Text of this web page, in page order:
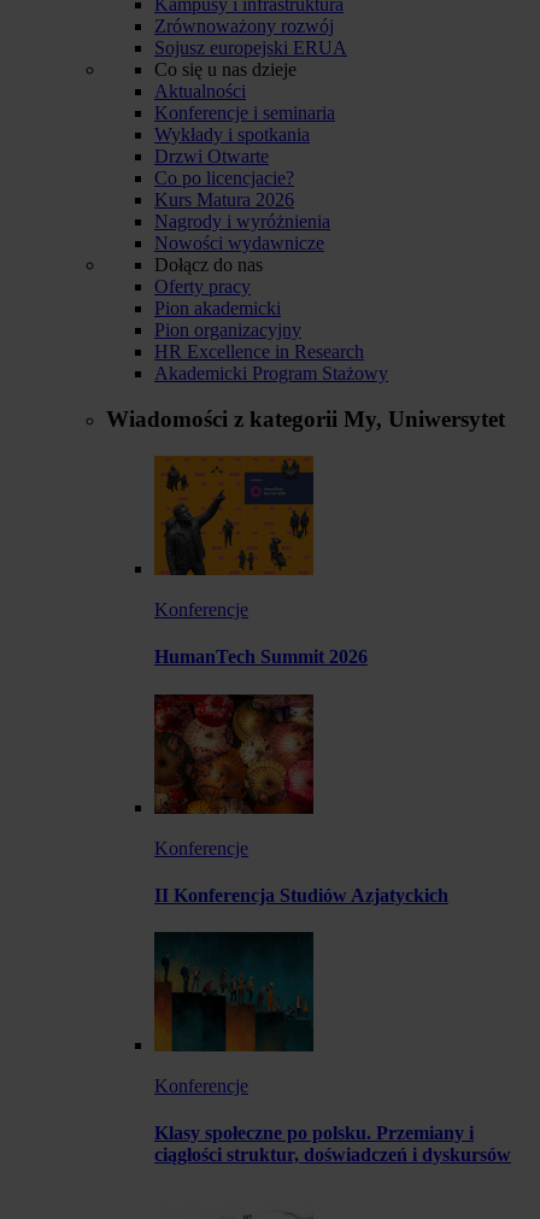
Zrównoważony rozwój
Sojusz europejski ERUA
Co się u nas dzieje
Aktualności
Konferencje i seminaria
Wykłady i spotkania
Drzwi Otwarte
Co po licencjacie?
Kurs Matura 2026
Nagrody i wyróżnienia
Nowości wydawnicze
Dołącz do nas
Oferty pracy
Pion akademicki
Pion organizacyjny
HR Excellence in Research
Akademicki Program Stażowy
Wiadomości z kategorii My, Uniwersytet
Konferencje
HumanTech Summit 2026
Konferencje
II Konferencja Studiów Azjatyckich
Konferencje
Klasy społeczne po polsku. Przemiany i
ciągłości struktur, doświadczeń i dyskursów